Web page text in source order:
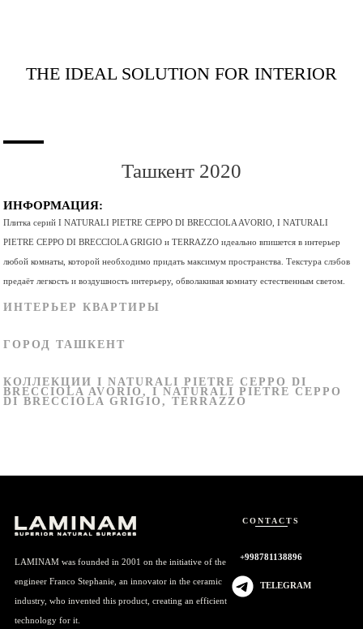
THE IDEAL SOLUTION FOR INTERIOR
Ташкент 2020
ИНФОРМАЦИЯ:
Плитка серий I NATURALI PIETRE CEPPO DI BRECCIOLA AVORIO, I NATURALI
PIETRE CEPPO DI BRECCIOLA GRIGIO и TERRAZZO идеально впишется в интерьер
любой комнаты, которой необходимо придать максимум пространства. Текстура слэбов
предаёт легкость и воздушность интерьеру, обволакивая комнату естественным светом.
ИНТЕРЬЕР КВАРТИРЫ
ГОРОД ТАШКЕНТ
КОЛЛЕКЦИИ I NATURALI PIETRE CEPPO DI
BRECCIOLA AVORIO, I NATURALI PIETRE CEPPO
DI BRECCIOLA GRIGIO, TERRAZZO
LAMINAM was founded in 2001 on the initiative of the
engineer Franco Stephanie, an innovator in the ceramic
industry, who invented this product, creating an efficient
technology for it.
CONTACTS
+998781138896
TELEGRAM